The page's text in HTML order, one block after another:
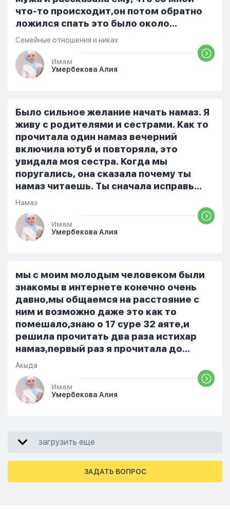
что-то происходит,он потом обратно
ложился спать это было около
одиннадцати вечера. Но я снова
разбудила его, сказав, что мне плохо.
Он ответил: «Я живу с больными». Мне
стало очень обидно, и я решила
проснулся и спросил, что случилось. И
я рассказала о своих проблемах. Затем
я сказала ему:...
Семейные отношения и никах
Имам
Умербекова Алия
Было сильное желание начать намаз. Я
живу с родителями и сестрами. Как то
прочитала один намаз вечерний
включила ютуб и повторяла, это
увидала моя сестра. Когда мы
поругались, она сказала почему ты
намаз читаешь. Ты сначала исправь
себя. После этого я не вставала на
намаз и не видела жайнамаз. Я просто
уже так не могу читать, смотреть . Дуа
я делаю скрытно если делаю дома. Я
От родных же людей.
Намаз
Имам
Умербекова Алия
мы с моим молодым человеком были
знакомы в интернете конечно очень
давно,мы общаемся на расстояние с
ним и возможно даже это как то
помешало,знаю о 17 суре 32 аяте,и
решила прочитать два раза истихар
намаз,первый раз я прочитала до
«Аср» намаза и сначала было
тревожно,позже стало спокойно и в
голову начали лезть только хорошие
мысли,во второй раз когда я решила в
ошибиться и то что намаз не
примется,совершила истихар во время
Акыда
Имам
Умербекова Алия
загрузить еще
ЗАДАТЬ ВОПРОС